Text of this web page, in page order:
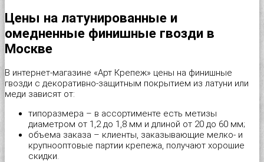
Шуруп-полукольцо
Металлический дюбель-гвоздь
Патроны монтажные
Распорный дюбель с качельным крюком HX “Wkret-met”
Распорный дюбель с простым крюком PX “Wkret-met”
Перфорированная тарная лента
Пластина соединительная
Прямой подвес профилей
Угловой соединитель
Стеклорез с деревянной ручкой "Spardia"
Стеклорез с деревянной ручкой "Universal"
Степлер мебельный 4 в 1 "Stelgrit"
Топор со стеклопластиковой ручкой "Strike"
Цены на латунированные и
омедненные финишные гвозди в
Москве
В интернет-магазине «Арт Крепеж» цены на финишные
гвозди с декоративно-защитным покрытием из латуни или
меди зависят от:
типоразмера – в ассортименте есть метизы
диаметром от 1,2 до 1,8 мм и длиной от 20 до 60 мм;
объема заказа – клиенты, заказывающие мелко- и
крупнооптовые партии крепежа, получают хорошие
скидки.